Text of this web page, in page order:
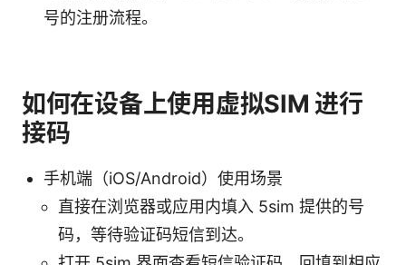
号的注册流程。
如何在设备上使用虚拟SIM 进行
接码
手机端（iOS/Android）使用场景
直接在浏览器或应用内填入 5sim 提供的号
码，等待验证码短信到达。